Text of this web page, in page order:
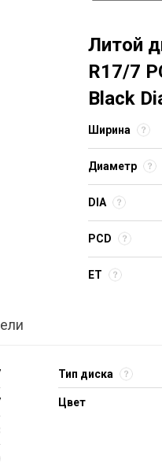
Литой
R17/7
Black
Ширина
Диаметр
DIA
PCD
ET
Тип диска
Цвет